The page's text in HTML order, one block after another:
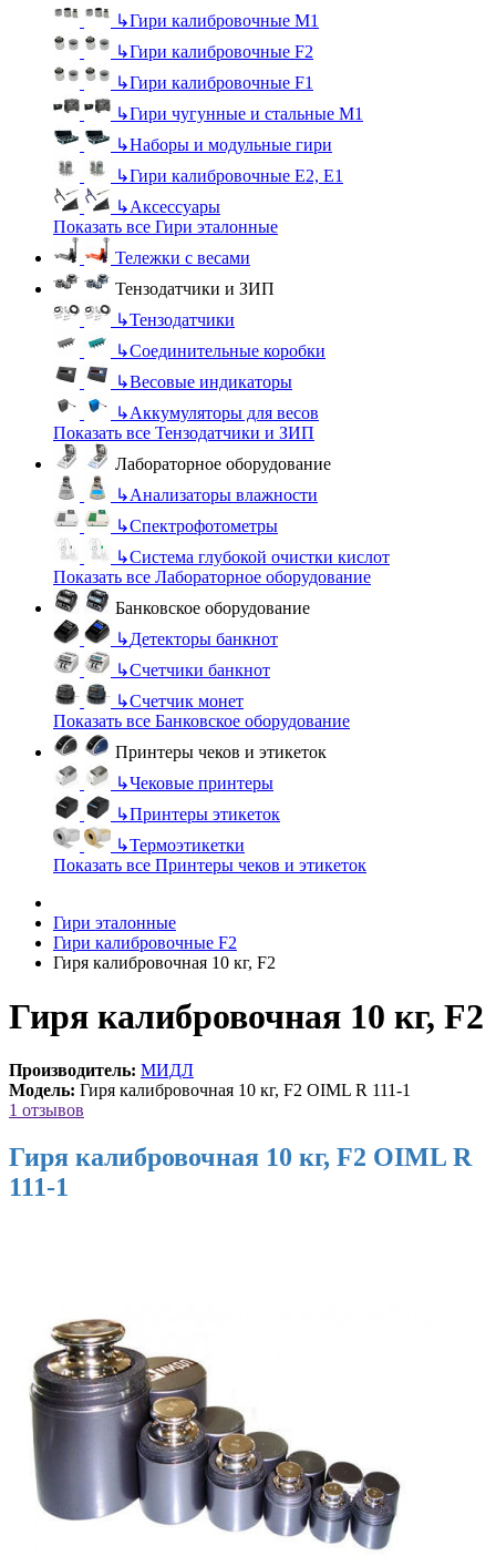
↳Гири калибровочные М1
↳Гири калибровочные F2
↳Гири калибровочные F1
↳Гири чугунные и стальные М1
↳Наборы и модульные гири
↳Гири калибровочные E2, Е1
↳Аксессуары
Показать все Гири эталонные
Тележки с весами
Тензодатчики и ЗИП
↳Тензодатчики
↳Соединительные коробки
↳Весовые индикаторы
↳Аккумуляторы для весов
Показать все Тензодатчики и ЗИП
Лабораторное оборудование
↳Анализаторы влажности
↳Спектрофотометры
↳Система глубокой очистки кислот
Показать все Лабораторное оборудование
Банковское оборудование
↳Детекторы банкнот
↳Счетчики банкнот
↳Счетчик монет
Показать все Банковское оборудование
Принтеры чеков и этикеток
↳Чековые принтеры
↳Принтеры этикеток
↳Термоэтикетки
Показать все Принтеры чеков и этикеток
Гири эталонные
Гири калибровочные F2
Гиря калибровочная 10 кг, F2
Гиря калибровочная 10 кг, F2
Производитель: МИДЛ
Модель: Гиря калибровочная 10 кг, F2 OIML R 111-1
1 отзывов
Гиря калибровочная 10 кг, F2 OIML R
111-1